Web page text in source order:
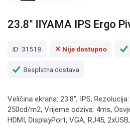
23.8" IIYAMA IPS Ergo
ID: 31518 ✕ Nije dostupno
Besplatna dostava
Veličina ekrana: 23.8", IPS,
250cd/m2, Vrijeme odziva: 4ms,
HDMI, DisplayPort, VGA, RJ45,